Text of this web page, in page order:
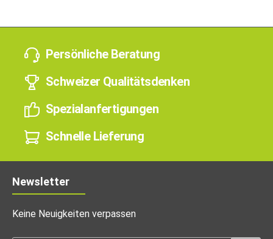
Persönliche Beratung
Schweizer Qualitätsdenken
Spezialanfertigungen
Schnelle Lieferung
Newsletter
Keine Neuigkeiten verpassen